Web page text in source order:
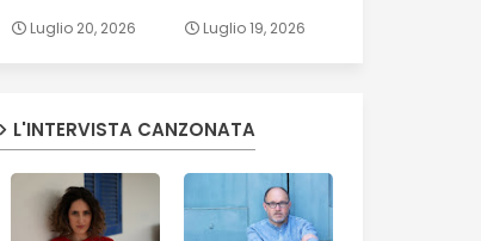
Luglio 20, 2026 Luglio 19, 2026
L'INTERVISTA CANZONATA